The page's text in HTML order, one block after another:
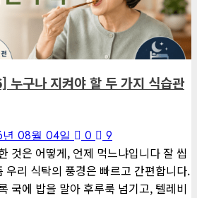
누구나 지켜야 할 두 가지 식습관
08월 04일 0 9
것은 어떻게, 언제 먹느냐입니다 잘 씹
우리 식탁의 풍경은 빠르고 간편합니다.
국에 밥을 말아 후루룩 넘기고, 텔레비